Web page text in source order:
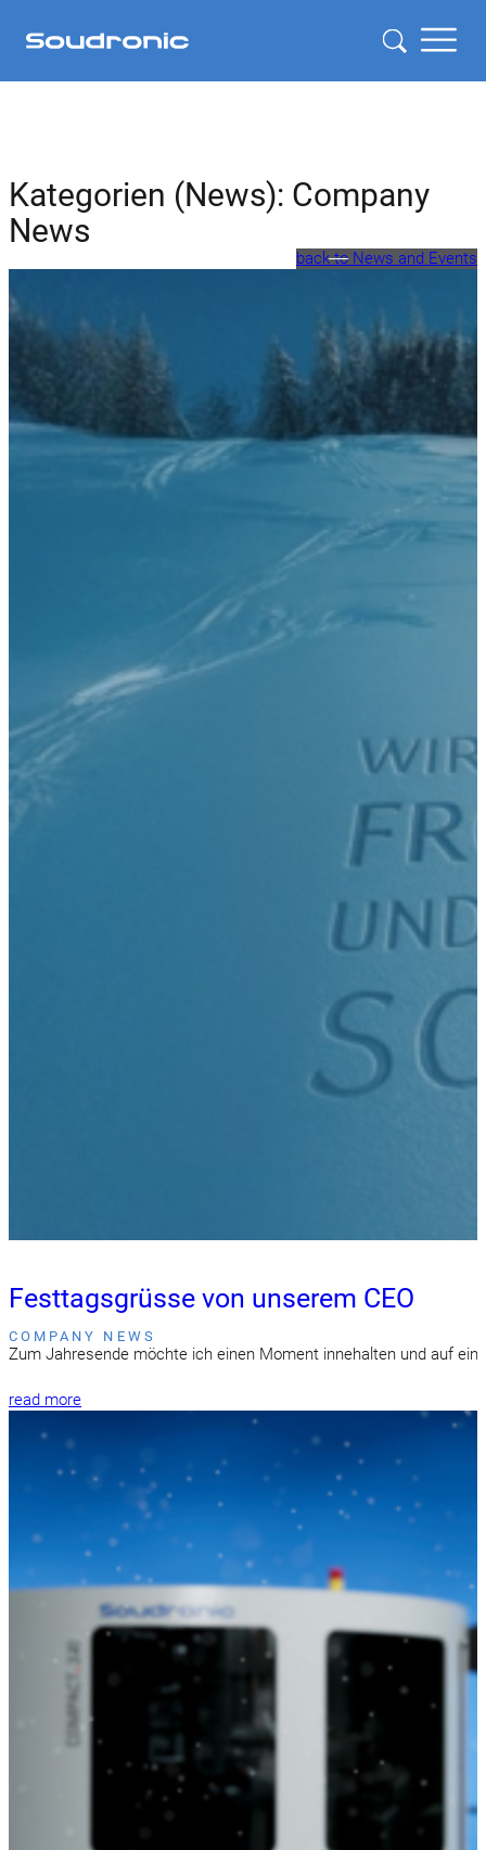
Kategorien (News): Company
News
back to News and Events
Festtagsgrüsse von unserem CEO
COMPANY NEWS
Zum Jahresende möchte ich einen Moment innehalten und auf
read more